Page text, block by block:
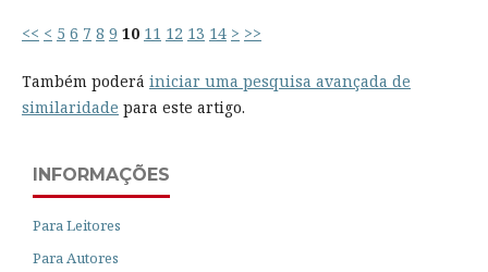
<< < 5 6 7 8 9 10 11 12 13 14 > >>
Também poderá iniciar uma pesquisa avançada de
similaridade para este artigo.
INFORMAÇÕES
Para Leitores
Para Autores